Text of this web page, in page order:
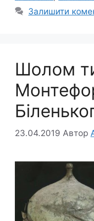
Залишити
Шолом
23.04.2019 Автор